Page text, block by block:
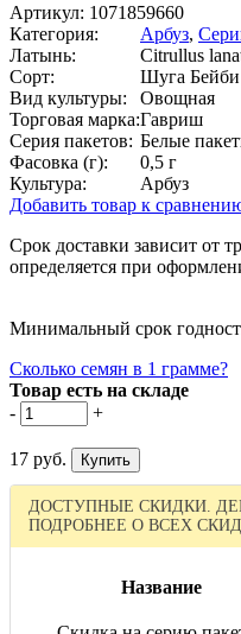
Артикул: 1071859660
Категория:
Арбуз,
Латынь:
Citrullus
Сорт:
Шуга Бейби
Вид культуры:
Овощная
Торговая марка:Гавриш
Серия пакетов: Белые
Фасовка (г):
0,5 г
Культура:
Арбуз
Добавить товар к
Срок доставки зависит от
определяется при
Минимальный срок
Сколько семян в 1 грамме?
Товар есть на складе
-
+
17 руб.
ДОСТУПНЫЕ СКИДКИ.
ПОДРОБНЕЕ О ВСЕХ
Название